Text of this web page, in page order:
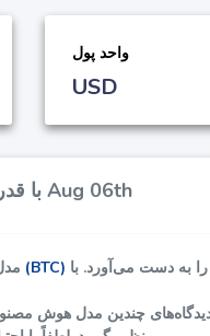
واحد پول
USD
سیگنال‌ها و تحلیل‌های بیت کوین (BTC) با قدرت هوش مصنوعی برای Aug 06th
بیت کوین (BTC) به دست می‌آورد. با
دیدگاه‌های چندین مدل هوش